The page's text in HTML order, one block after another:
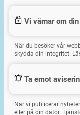
Vi värnar om
När du besöker vår
skydda din integritet.
Ta emot
När vi publicerar
eller på din dator.